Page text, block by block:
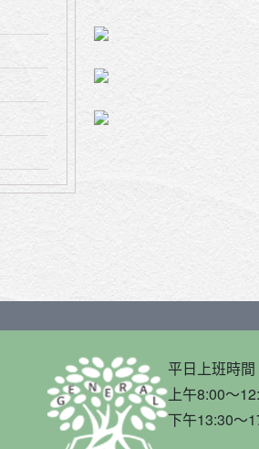
平日上班時間
上午8:00～
下午13:30～